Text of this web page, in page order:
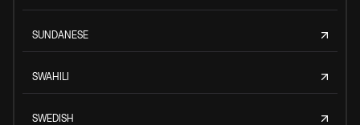
SUNDANESE
SWAHILI
SWEDISH